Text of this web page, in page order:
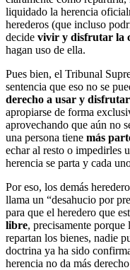
liquidado la herencia
herederos (que incluso
decide vivir y disfrutar la
hagan uso de ella.
Pues bien, el Tribunal
sentencia que eso no se
derecho a usar y disfrutar
apropiarse de forma
aprovechando que aún no
una persona tiene más
echar al resto o impedirles
herencia se parta y cada
Por eso, los demás
llama un “desahucio por
para que el heredero que
libre, precisamente porque
repartan los bienes, nadie
doctrina ya ha sido
herencia no da más